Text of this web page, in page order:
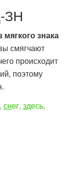
ЗН
мягкого знака
смягчают
происходит
поэтому
снег, здесь,